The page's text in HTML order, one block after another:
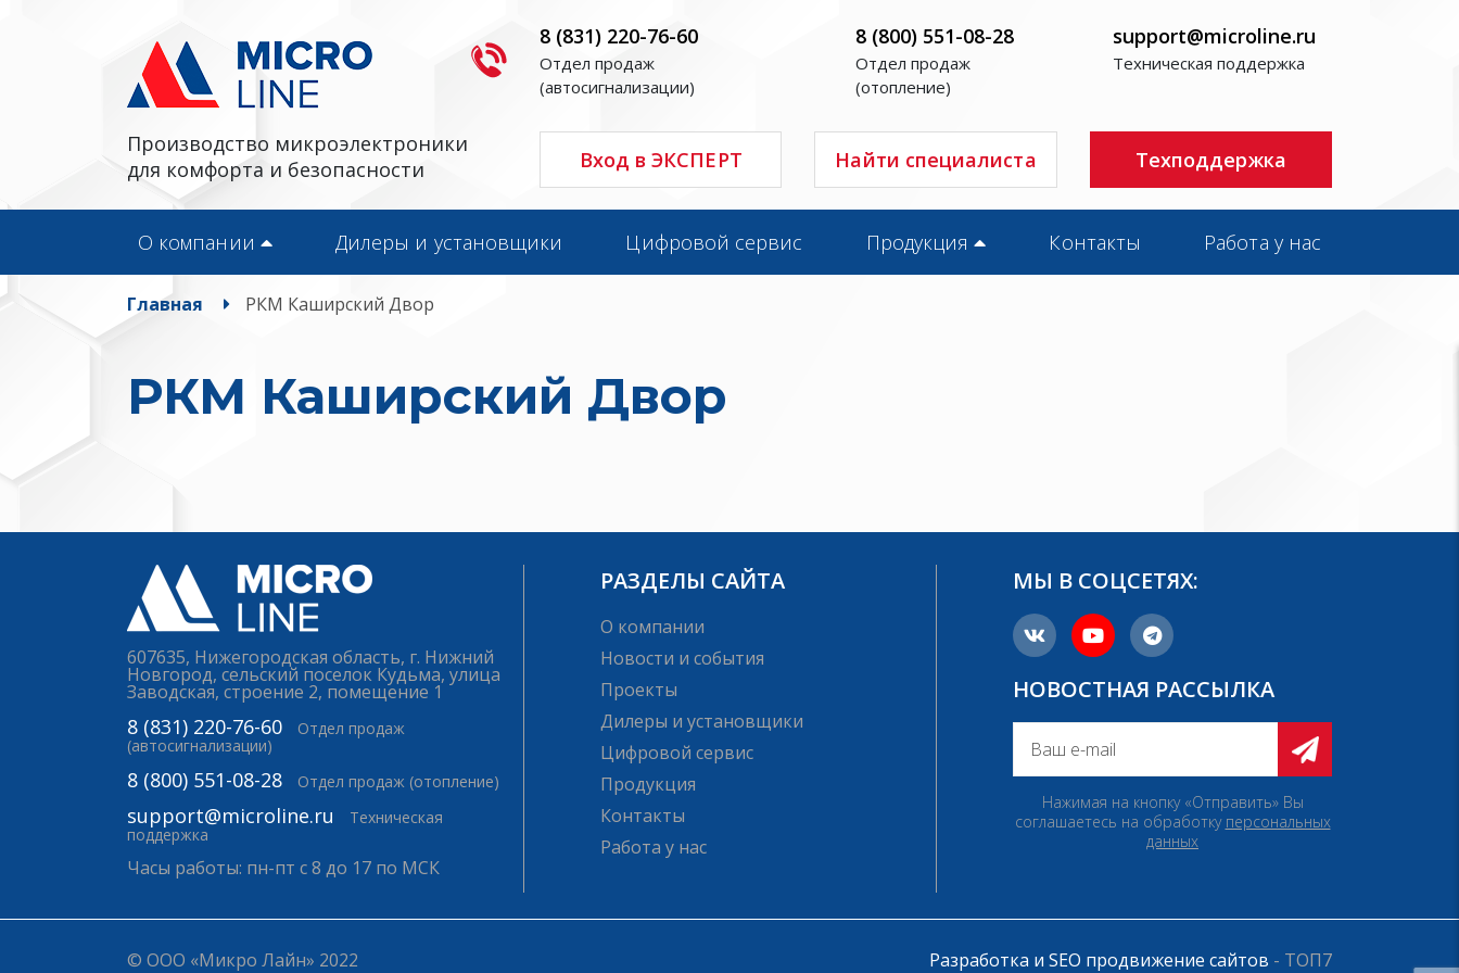
Производство микроэлектроники
для комфорта и безопасности
8 (831) 220-76-60
Отдел продаж
(автосигнализации)
8 (800) 551-08-28
Отдел продаж
(отопление)
support@microline.ru
Техническая поддержка
Вход в ЭКСПЕРТ Найти специалиста Техподдержка
О компании Дилеры и установщики Цифровой сервис Продукция Контакты Работа у нас
Главная РКМ Каширский Двор
РКМ Каширский Двор
607635, Нижегородская область, г. Нижний
Новгород, сельский поселок Кудьма, улица
Заводская, строение 2, помещение 1
8 (831) 220-76-60
Отдел продаж
(автосигнализации)
8 (800) 551-08-28 Отдел продаж (отопление)
support@microline.ru
Техническая
поддержка
Часы работы: пн-пт с 8 до 17 по МСК
РАЗДЕЛЫ САЙТА
О компании
Новости и события
Проекты
Дилеры и установщики
Цифровой сервис
Продукция
Контакты
Работа у нас
МЫ В СОЦСЕТЯХ:
НОВОСТНАЯ РАССЫЛКА
Нажимая на кнопку «Отправить» Вы
соглашаетесь на обработку персональных
данных
© ООО «Микро Лайн» 2022 Разработка и SEO продвижение сайтов - ТОП7